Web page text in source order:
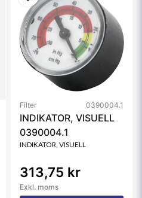
Filter 0390004.1
INDIKATOR, VISUELL
0390004.1
INDIKATOR, VISUELL
313,75 kr
Exkl. moms